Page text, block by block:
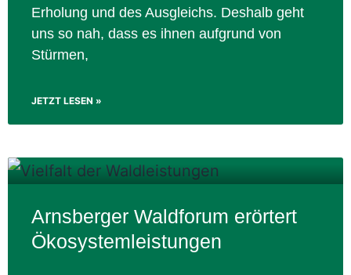
Erholung und des Ausgleichs. Deshalb geht
uns so nah, dass es ihnen aufgrund von
Stürmen,
JETZT LESEN »
Arnsberger Waldforum erörtert
Ökosystemleistungen